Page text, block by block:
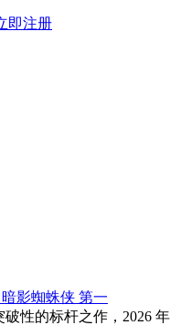
即注册
影蜘蛛侠 第一
性的标杆之作，2026